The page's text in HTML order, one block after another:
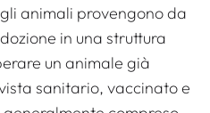
animali provengono da
in una struttura
un animale già
sanitario, vaccinato e